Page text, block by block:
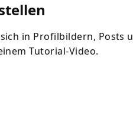
in Profilbildern, Posts
Tutorial-Video.